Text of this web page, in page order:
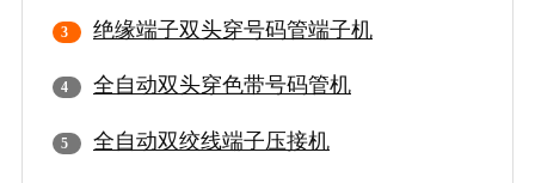
绝缘端子双头穿号码管端子机
全自动双头穿色带号码管机
全自动双绞线端子压接机